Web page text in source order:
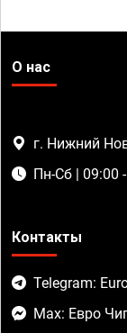
О нас
г. Нижний
Пн-Сб | 09:00
Контакты
Telegram:
Max: Евро